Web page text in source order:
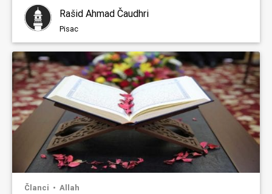
Rašid Ahmad Čaudhri
Pisac
Članci Allah